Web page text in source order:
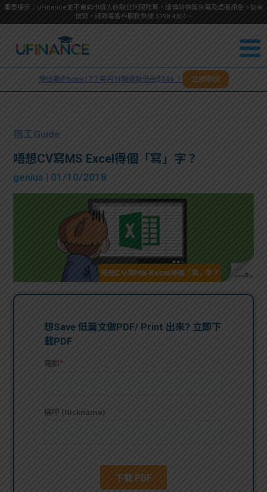
重要提示：uFinance並不會向申請人收取任何服務費，請慎防偽冒來電及虛假訊息。如有
懷疑，請致電客戶服務熱線 5198 4354。
我們
服務
貸款
貸款
計算
學生
費貸
資訊
Blog
大專
工推
Exc
常見
問題
福利
們
＋
想出新iPhone17？每月分期還款低至$344 ！ 立即申請
搵工Guide
唔想CV寫MS Excel得個「寫」字？
genius | 01/10/2018